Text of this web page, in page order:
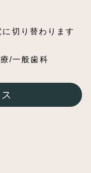
切り替わります
/一般歯科